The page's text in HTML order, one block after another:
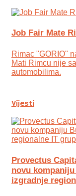
Job Fair Mate
Rimac "GORIO"
Mati Rimcu nije
automobilima.
Vijesti
Provectus
novu
izgradnje